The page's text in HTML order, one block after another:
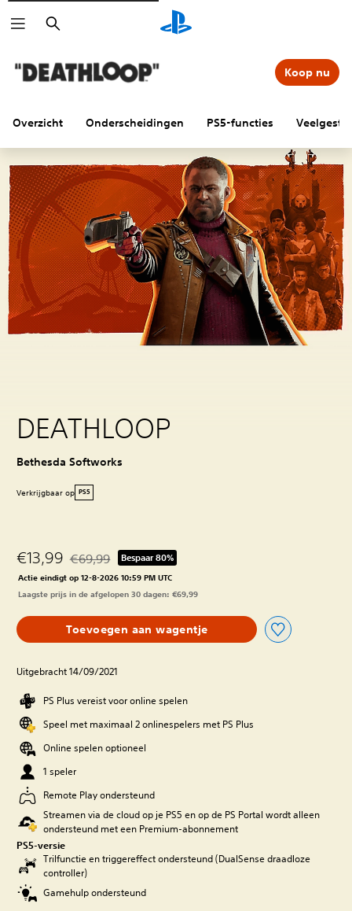
Zoeken
Overzicht Onderscheidingen PS5-functies
Koop nu
DEATHLOOP
Bethesda Softworks
Verkrijgbaar op PS5
€13,99 Korting ten opzichte van de oorspronkelijke prijs van
€69,99 Bespaar 80%
Actie eindigt op 12-8-2026 10:59 PM UTC
Laagste prijs in de afgelopen 30 dagen: €69,99
Toevoegen aan wagentje
Uitgebracht 14/09/2021
PS Plus vereist voor online spelen
Speel met maximaal 2 onlinespelers met PS Plus
Online spelen optioneel
1 speler
Remote Play ondersteund
Streamen via de cloud op je PS5 en op de PS Portal wordt alleen
ondersteund met een Premium-abonnement
PS5-versie
Trilfunctie en triggereffect ondersteund (DualSense draadloze
controller)
Gamehulp ondersteund